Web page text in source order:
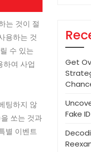
는 것이 절
용하는 것
수 있는
하여 사업
팅하지 않
쏘는 것과
별 이벤트
Get
Fake